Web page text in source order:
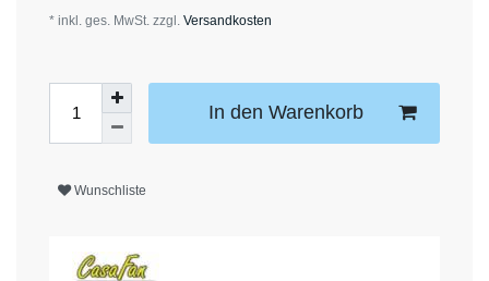
* inkl. ges. MwSt. zzgl. Versandkosten
In den Warenkorb
Wunschliste